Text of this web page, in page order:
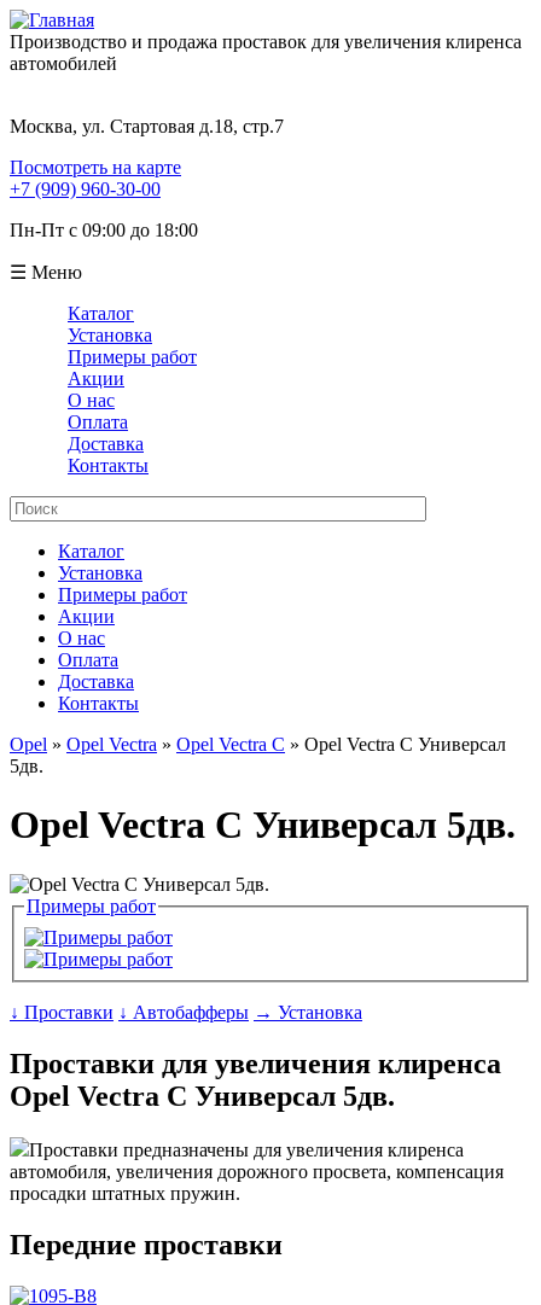
Производство и продажа проставок для увеличения клиренса
автомобилей
Москва, ул. Стартовая д.18, стр.7
Посмотреть на карте
+7 (909) 960-30-00
Пн-Пт с 09:00 до 18:00
☰ Меню
Каталог
Установка
Примеры работ
Акции
О нас
Оплата
Доставка
Контакты
Поиск
Каталог
Установка
Примеры работ
Акции
О нас
Оплата
Доставка
Контакты
Opel » Opel Vectra » Opel Vectra C » Opel Vectra C Универсал
5дв.
Opel Vectra C Универсал 5дв.
Примеры работ
↓ Проставки ↓ Автобафферы → Установка
Проставки для увеличения клиренса
Opel Vectra C Универсал 5дв.
Проставки предназначены для увеличения клиренса
автомобиля, увеличения дорожного просвета, компенсация
просадки штатных пружин.
Передние проставки